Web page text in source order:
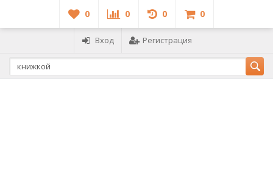
0 0 0 0
Вход Регистрация